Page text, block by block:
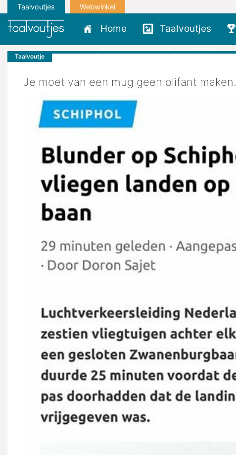
Taalvoutjes Webwinkel
Home Taalvoutjes
Grappigste taalvout 2025
Taalvoutje
Je moet van een mug geen olifant maken.